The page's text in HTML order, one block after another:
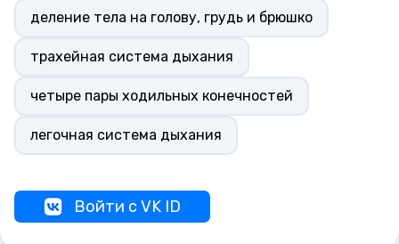
деление тела на голову, грудь и брюшко
трахейная система дыхания
четыре пары ходильных конечностей
легочная система дыхания
Войти с VK ID